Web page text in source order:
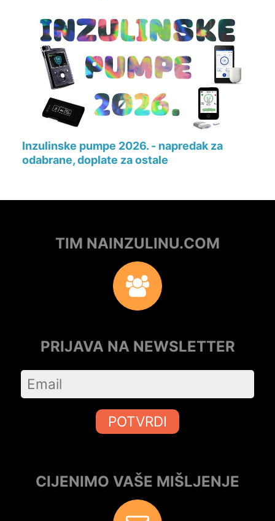
Inzulinske pumpe 2026. - napredak za
odabrane, doplate za ostale
TIM NAINZULINU.COM
PRIJAVA NA NEWSLETTER
POTVRDI
CIJENIMO VAŠE MIŠLJENJE